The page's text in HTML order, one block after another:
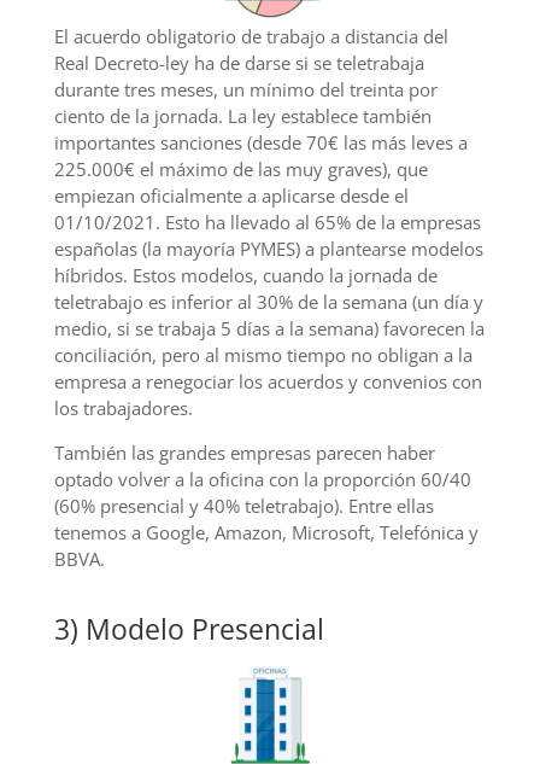
El acuerdo obligatorio de trabajo a distancia del
Real Decreto-ley ha de darse si se teletrabaja
durante tres meses, un mínimo del treinta por
ciento de la jornada. La ley establece también
importantes sanciones (desde 70€ las más leves a
225.000€ el máximo de las muy graves), que
empiezan oficialmente a aplicarse desde el
01/10/2021. Esto ha llevado al 65% de la empresas
españolas (la mayoría PYMES) a plantearse modelos
híbridos. Estos modelos, cuando la jornada de
teletrabajo es inferior al 30% de la semana (un día y
medio, si se trabaja 5 días a la semana) favorecen la
conciliación, pero al mismo tiempo no obligan a la
empresa a renegociar los acuerdos y convenios con
los trabajadores.
También las grandes empresas parecen haber
optado volver a la oficina con la proporción 60/40
(60% presencial y 40% teletrabajo). Entre ellas
tenemos a Google, Amazon, Microsoft, Telefónica y
BBVA.
3) Modelo Presencial